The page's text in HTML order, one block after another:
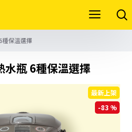
種保溫選擇
水瓶 6種保溫選擇
最新上架
-83 %